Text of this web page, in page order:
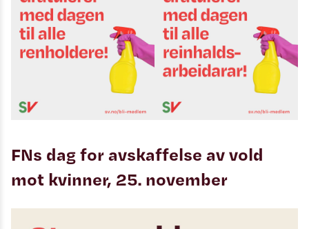
FNs dag for avskaffelse av vold
mot kvinner, 25. november